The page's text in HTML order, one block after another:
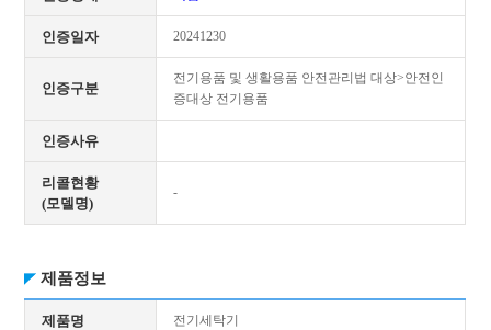
인증일자 20241230
인증구분
전기용품 및 생활용품 안전관리법 대상>안전인
증대상 전기용품
인증사유
리콜현황
(모델명)
-
제품정보
제품명 전기세탁기